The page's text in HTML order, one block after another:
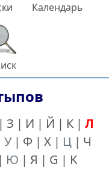
Календарь
З И Й К
Л
У Ф Х Ц
Ч
Ю Я G
K